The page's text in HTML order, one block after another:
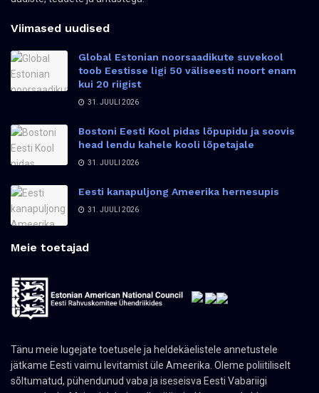
Viimased uudised
Global Estonian noorsaadikute suvekool
toob Eestisse ligi 50 väliseesti noort enam
kui 20 riigist
31. JUULI 2026
Bostoni Eesti Kool pidas lõpupidu ja soovis
head lendu kahele kooli lõpetajale
31. JUULI 2026
Eesti kanapuljong Ameerika hernesupis
31. JUULI 2026
Meie toetajad
Tänu meie lugejate toetusele ja heldekäelistele annetustele
jätkame Eesti vaimu levitamist üle Ameerika. Oleme poliitiliselt
sõltumatud, pühendunud vaba ja iseseisva Eesti Vabariigi